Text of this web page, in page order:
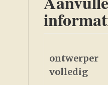
ontwerper
volledig